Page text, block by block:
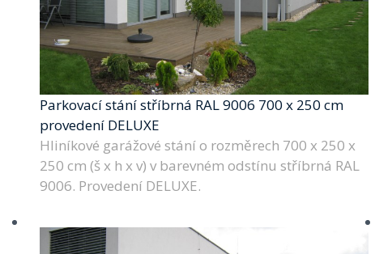
Parkovací stání stříbrná RAL 9006 700 x 250 cm
provedení DELUXE
Hliníkové garážové stání o rozměrech 700 x 250 x
250 cm (š x h x v) v barevném odstínu stříbrná RAL
9006. Provedení DELUXE.